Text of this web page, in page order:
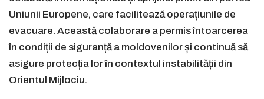
Uniunii Europene, care facilitează operațiunile de
evacuare. Această colaborare a permis întoarcerea
în condiții de siguranță a moldovenilor și continuă să
asigure protecția lor în contextul instabilității din
Orientul Mijlociu.